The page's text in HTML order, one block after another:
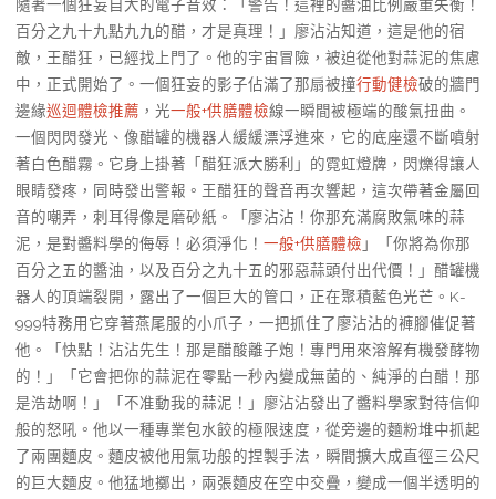
隨著一個狂妄自大的電子音效：「警告！這裡的醬油比例嚴重失衡！
百分之九十九點九九的醋，才是真理！」廖沾沾知道，這是他的宿
敵，王醋狂，已經找上門了。他的宇宙冒險，被迫從他對蒜泥的焦慮
中，正式開始了。一個狂妄的影子佔滿了那扇被撞行動健檢破的牆門
邊緣巡迴體檢推薦 ，光一般+供膳體檢線一瞬間被極端的酸氣扭曲。
一個閃閃發光、像醋罐的機器人緩緩漂浮進來，它的底座還不斷噴射
著白色醋霧。它身上掛著「醋狂派大勝利」的霓虹燈牌，閃爍得讓人
眼睛發疼，同時發出警報。王醋狂的聲音再次響起，這次帶著金屬回
音的嘲弄，刺耳得像是磨砂紙。「廖沾沾！你那充滿腐敗氣味的蒜
泥，是對醬料學的侮辱！必須淨化！ 一般+供膳體檢 」「你將為你那
百分之五的醬油，以及百分之九十五的邪惡蒜頭付出代價！」醋罐機
器人的頂端裂開，露出了一個巨大的管口，正在聚積藍色光芒。K-
999特務用它穿著燕尾服的小爪子，一把抓住了廖沾沾的褲腳催促著
他。「快點！沾沾先生！那是醋酸離子炮！專門用來溶解有機發酵物
的！」「它會把你的蒜泥在零點一秒內變成無菌的、純淨的白醋！那
是浩劫啊！」「不准動我的蒜泥！」廖沾沾發出了醬料學家對待信仰
般的怒吼。他以一種專業包水餃的極限速度，從旁邊的麵粉堆中抓起
了兩團麵皮。麵皮被他用氣功般的捏製手法，瞬間擴大成直徑三公尺
的巨大麵皮。他猛地擲出，兩張麵皮在空中交疊，變成一個半透明的